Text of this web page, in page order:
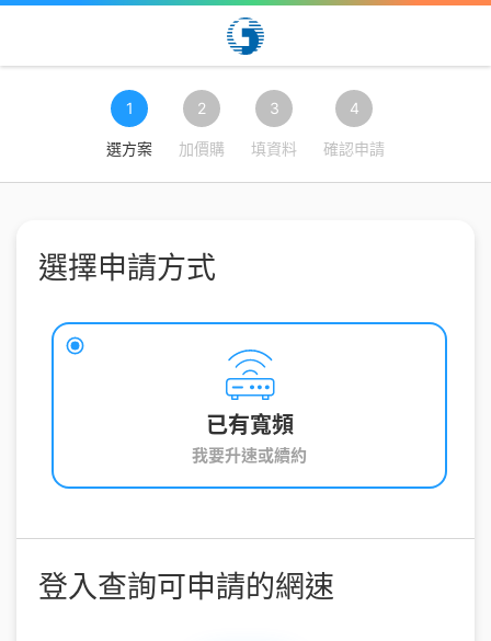
1
選方案
2
加價購
3
填資料
4
確認申請
選擇申請方式
已有寬頻
登入查詢可申請的網速